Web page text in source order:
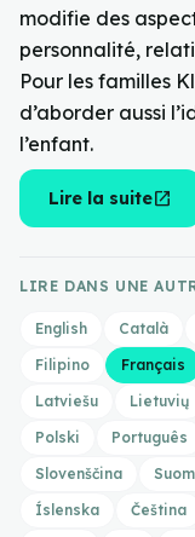
modifie des
personnalité,
Pour les familles
d’aborder aussi
l’enfant.
Lire la suiteopen_in_new
LIRE DANS UNE
English Català
Filipino
Français
Latviešu
Lietuvių
Polski
Português
Slovenščina
Íslenska
Čeština